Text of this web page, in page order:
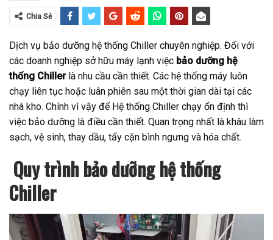
Chia Sẻ
Dịch vụ bảo dưỡng hệ thống Chiller chuyên nghiệp. Đối với
các doanh nghiệp sở hữu máy lạnh việc bảo dưỡng hệ
thống Chillerlà nhu cầu cần thiết. Các hệ thống máy luôn
chạy liên tục hoặc luân phiên sau một thời gian dài tại các
nhà kho. Chính vì vậy để Hệ thống Chiller chạy ổn định thì
việc bảo dưỡng là điều cần thiết. Quan trọng nhất là khâu làm
sạch, vệ sinh, thay dầu, tẩy cặn bình ngưng và hóa chất.
Quy trình bảo dưỡng hệ thống
Chiller